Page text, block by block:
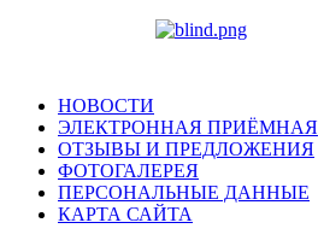
НОВОСТИ
ЭЛЕКТРОННАЯ ПРИЁМНАЯ
ОТЗЫВЫ И ПРЕДЛОЖЕНИЯ
ФОТОГАЛЕРЕЯ
ПЕРСОНАЛЬНЫЕ ДАННЫЕ
КАРТА САЙТА